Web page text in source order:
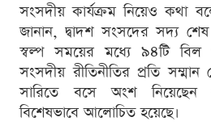
সংসদীয় কার্যক্রম নিয়েও কথা
জানান, দ্বাদশ সংসদের সদ্য
স্বল্প সময়ের মধ্যে ৯৪টি বিল
সংসদীয় রীতিনীতির প্রতি
সারিতে বসে অংশ নিয়েছেন
বিশেষভাবে আলোচিত হয়েছে।